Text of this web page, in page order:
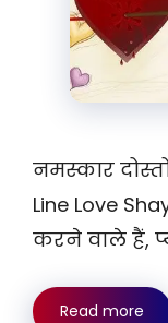
नमस्कार
Line Love
करने वाले हैं,
Read more